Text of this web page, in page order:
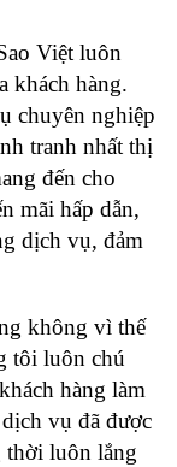
Việt luôn
khách hàng.
chuyên nghiệp
tranh nhất thị
đến cho
mãi hấp dẫn,
dịch vụ, đảm
không vì thế
tôi luôn chú
hàng làm
vụ đã được
thời luôn lắng